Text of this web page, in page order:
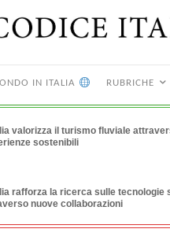
IN ITALIA RUBRICHE
valorizza il turismo fluviale
sostenibili
rafforza la ricerca sulle tecnologie
nuove collaborazioni